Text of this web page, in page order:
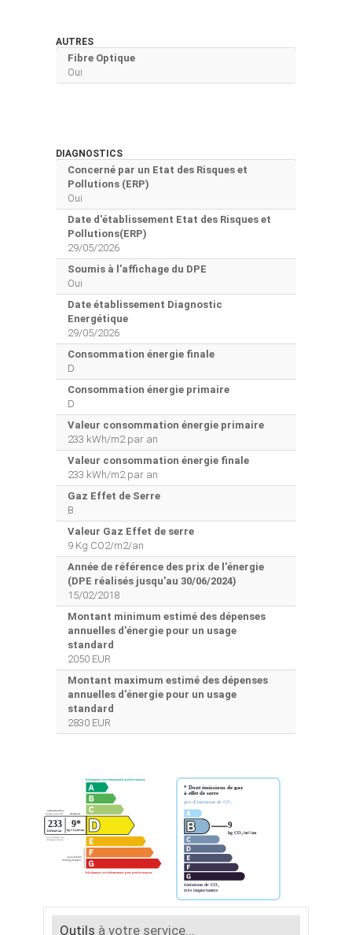
AUTRES
Fibre Optique
Oui
DIAGNOSTICS
Concerné par un Etat des Risques et
Pollutions (ERP)
Oui
Date d'établissement Etat des Risques et
Pollutions(ERP)
29/05/2026
Soumis à l'affichage du DPE
Oui
Date établissement Diagnostic
Energétique
29/05/2026
Consommation énergie finale
D
Consommation énergie primaire
D
Valeur consommation énergie primaire
233 kWh/m2 par an
Valeur consommation énergie finale
233 kWh/m2 par an
Gaz Effet de Serre
B
Valeur Gaz Effet de serre
9 Kg CO2/m2/an
Année de référence des prix de l'énergie
(DPE réalisés jusqu'au 30/06/2024)
15/02/2018
Montant minimum estimé des dépenses
annuelles d'énergie pour un usage
standard
2050 EUR
Montant maximum estimé des dépenses
annuelles d'énergie pour un usage
standard
2830 EUR
Outils à votre service...